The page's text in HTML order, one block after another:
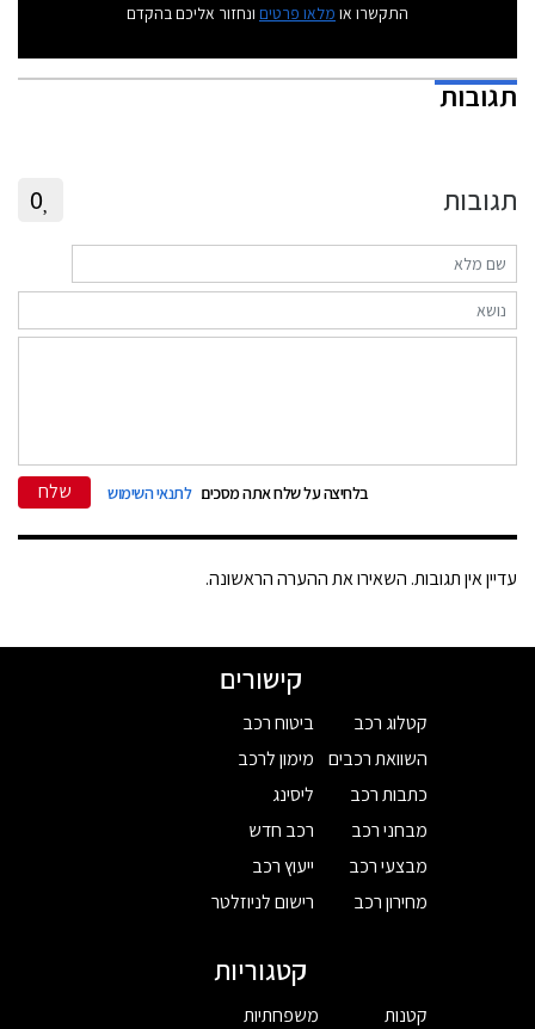
התקשרו או מלאו פרטים ונחזור אליכם בהקדם
תגובות
תגובות 0
בלחיצה על שלח אתה מסכים לתנאי השימוש שלח
עדיין אין תגובות. השאירו את ההערה הראשונה.
קישורים
קטלוג רכב
השוואת רכבים
כתבות רכב
מבחני רכב
מבצעי רכב
מחירון רכב
ביטוח רכב
מימון לרכב
ליסינג
רכב חדש
ייעוץ רכב
רישום לניוזלטר
קטגוריות
קטנות
משפחתיות